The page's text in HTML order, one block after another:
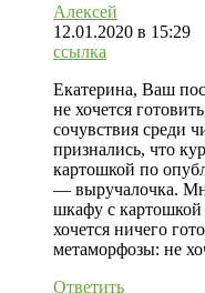
Алексей
12.01.2020 в 15:29
ссылка
Екатерина, Ваш
не хочется
сочувствия среди
признались, что
картошкой по
— выручалочка.
шкафу с картошкой
хочется ничего
метаморфозы: не
Ответить